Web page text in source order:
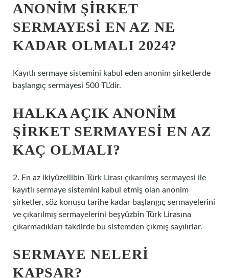
ANONIM ŞIRKET
SERMAYESI EN AZ NE
KADAR OLMALI 2024?
Kayıtlı sermaye sistemini kabul eden anonim şirketlerde
başlangıç ​​sermayesi 500 TL’dir.
HALKA AÇIK ANONIM
ŞIRKET SERMAYESI EN AZ
KAÇ OLMALI?
2. En az ikiyüzellibin Türk Lirası çıkarılmış sermayesi ile
kayıtlı sermaye sistemini kabul etmiş olan anonim
şirketler, söz konusu tarihe kadar başlangıç ​​sermayelerini
ve çıkarılmış sermayelerini beşyüzbin Türk Lirasına
çıkarmadıkları takdirde bu sistemden çıkmış sayılırlar.
SERMAYE NELERI
KAPSAR?